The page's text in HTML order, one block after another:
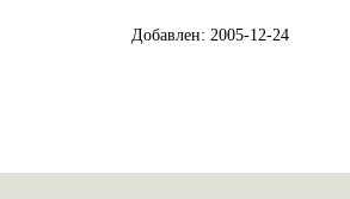
Добавлен: 2005-12-24